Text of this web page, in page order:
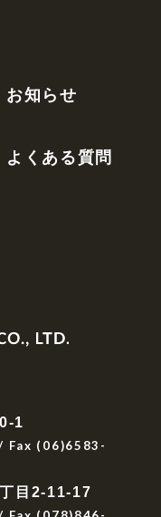
1
Fax (06)6583-
目2-11-17
お知らせ
よくある質問